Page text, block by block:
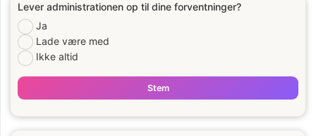
Lever administrationen op til dine forventninger?
Ja
Lade være med
Ikke altid
Stem